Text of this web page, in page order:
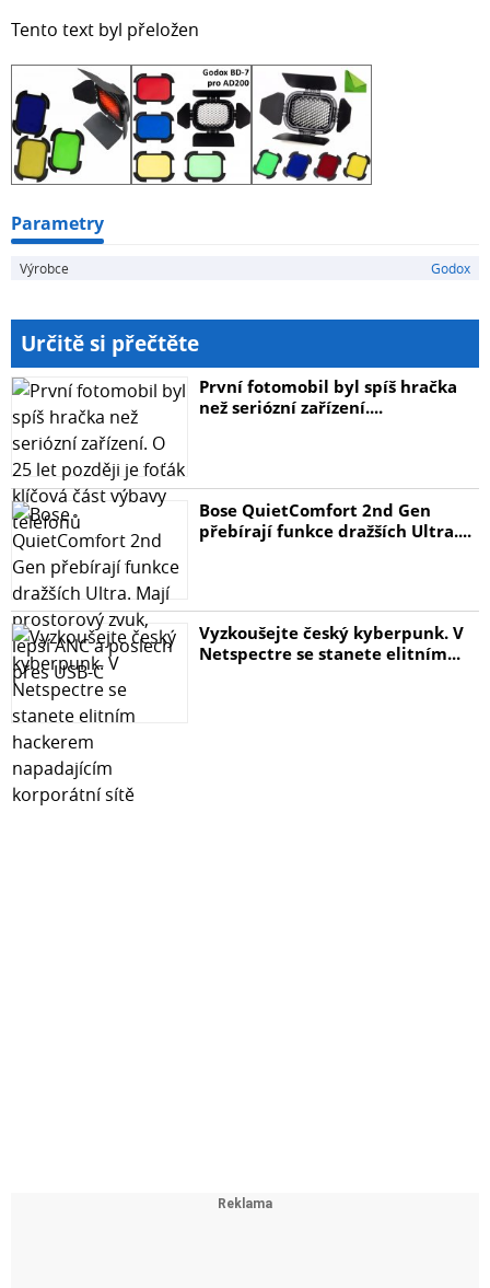
Tento text byl přeložen
Parametry
Výrobce Godox
Určitě si přečtěte
První fotomobil byl spíš hračka
než seriózní zařízení....
Bose QuietComfort 2nd Gen
přebírají funkce dražších Ultra....
Vyzkoušejte český kyberpunk. V
Netspectre se stanete elitním...